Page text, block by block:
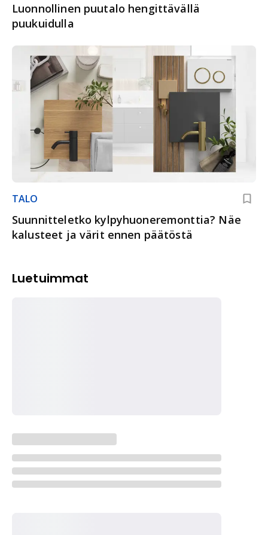
Luonnollinen puutalo hengittävällä
puukuidulla
TALO
Suunnitteletko kylpyhuoneremonttia? Näe
kalusteet ja värit ennen päätöstä
Luetuimmat